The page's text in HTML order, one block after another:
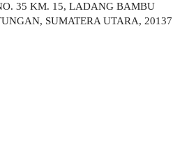
35 KM. 15, LADANG BAMBU
SUMATERA UTARA, 20137